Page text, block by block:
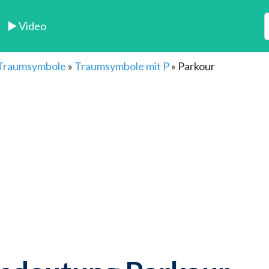
► Video
» Traumsymbole mit P» Parkour